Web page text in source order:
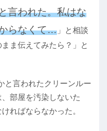
言われた。私はな
らなくて… 」と相談
ま伝えてみたら？」と
と言われたクリーンルー
部屋を汚染しないた
ればならなかった。